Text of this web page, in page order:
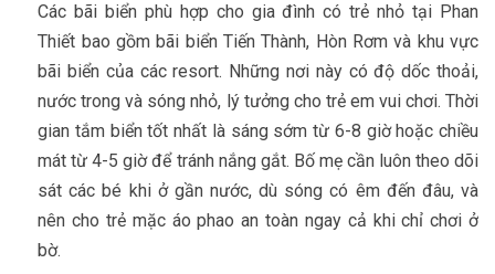
Các bãi biển phù hợp cho gia đình có trẻ nhỏ tại Phan
Thiết bao gồm bãi biển Tiến Thành, Hòn Rơm và khu vực
bãi biển của các resort. Những nơi này có độ dốc thoải,
nước trong và sóng nhỏ, lý tưởng cho trẻ em vui chơi. Thời
gian tắm biển tốt nhất là sáng sớm từ 6-8 giờ hoặc chiều
mát từ 4-5 giờ để tránh nắng gắt. Bố mẹ cần luôn theo dõi
sát các bé khi ở gần nước, dù sóng có êm đến đâu, và
nên cho trẻ mặc áo phao an toàn ngay cả khi chỉ chơi ở
bờ.